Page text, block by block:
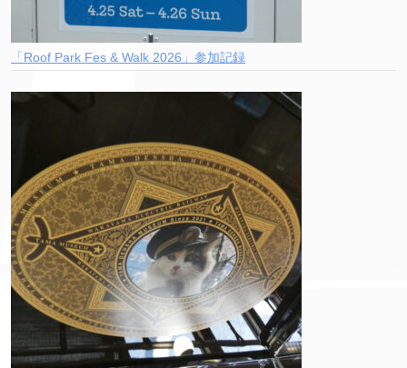
「Roof Park Fes & Walk 2026」参加記録